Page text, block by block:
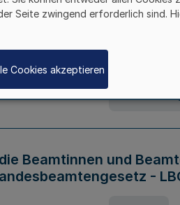
die
Beamtinnen und
-
Seite zwingend erforderlich sind.
Cookies akzeptieren